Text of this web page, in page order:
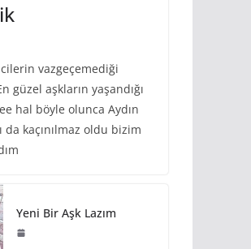
vazgeçemediği
güzel aşkların yaşandığı
hal böyle olunca Aydın
da kaçınılmaz oldu bizim
Yeni Bir Aşk Lazım